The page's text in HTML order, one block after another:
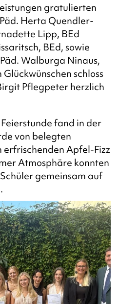
gratulierten
Herta Quendler-
Lipp, BEd
BEd, sowie
Walburga Ninaus,
schloss
Pflegpeter herzlich
fand in der
von belegten
erfrischenden Apfel-Fizz
Atmosphäre konnten
gemeinsam auf